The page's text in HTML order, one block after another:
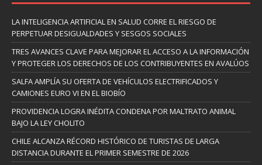
LA INTELIGENCIA ARTIFICIAL EN SALUD CORRE EL RIESGO DE
PERPETUAR DESIGUALDADES Y SESGOS SOCIALES
TRES AVANCES CLAVE PARA MEJORAR EL ACCESO A LA INFORMACIÓN
Y PROTEGER LOS DERECHOS DE LOS CONTRIBUYENTES EN AVALÚOS
SALFA AMPLÍA SU OFERTA DE VEHÍCULOS ELECTRIFICADOS Y
CAMIONES EURO VI EN EL BIOBÍO
PROVIDENCIA LOGRA INÉDITA CONDENA POR MALTRATO ANIMAL
BAJO LA LEY CHOLITO
CHILE ALCANZA RÉCORD HISTÓRICO DE TURISTAS DE LARGA
DISTANCIA DURANTE EL PRIMER SEMESTRE DE 2026